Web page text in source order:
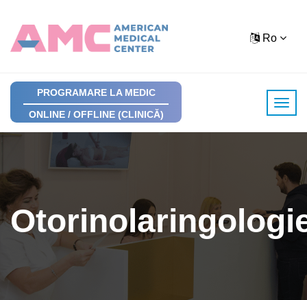
Ro
PROGRAMARE LA MEDIC
ONLINE / OFFLINE (CLINICĂ)